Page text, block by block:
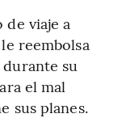
viaje a
reembolsa
su
el mal
sus planes.